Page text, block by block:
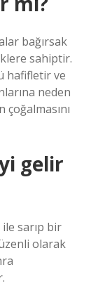
bağırsak
sahiptir.
hafifletir ve
neden
gelir
ile sarıp bir
olarak